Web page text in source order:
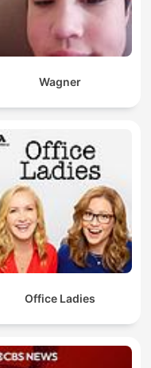
Wagner
Office Ladies